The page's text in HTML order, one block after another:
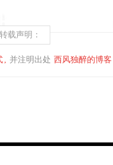
载声明：
并注明出处 西风独醉的博客